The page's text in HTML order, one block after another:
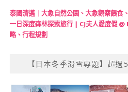
泰國清邁｜大象自然公園、大象觀察餵
一日深度森林探索旅行 | CJ夫人愛度假
略、行程規劃
【日本冬季滑雪專題】超